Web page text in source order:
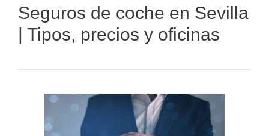
Seguros de coche en Sevilla
| Tipos, precios y oficinas